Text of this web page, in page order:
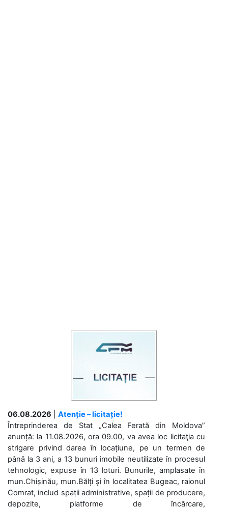
06.08.2026
Atenție – licitație!
Întreprinderea de Stat „Calea Ferată din Moldova”
anunță: la 11.08.2026, ora 09.00, va avea loc licitaţia cu
strigare privind darea în locațiune, pe un termen de
până la 3 ani, a 13 bunuri imobile neutilizate în procesul
tehnologic, expuse în 13 loturi. Bunurile, amplasate în
mun.Chișinău, mun.Bălți și în localitatea Bugeac, raionul
Comrat, includ spații administrative, spații de producere,
depozite, platforme de încărcare,